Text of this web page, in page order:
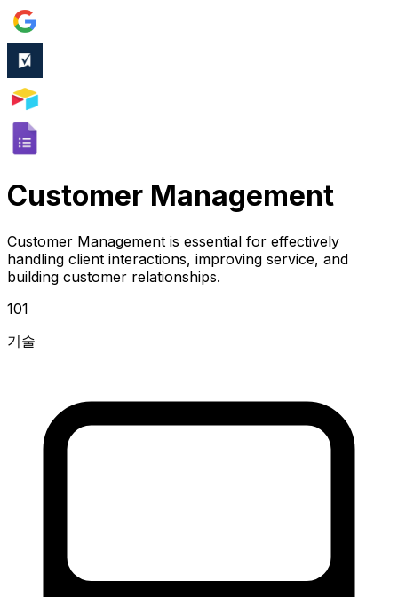
Customer Management
Customer Management is essential for effectively
handling client interactions, improving service, and
building customer relationships.
101
기술